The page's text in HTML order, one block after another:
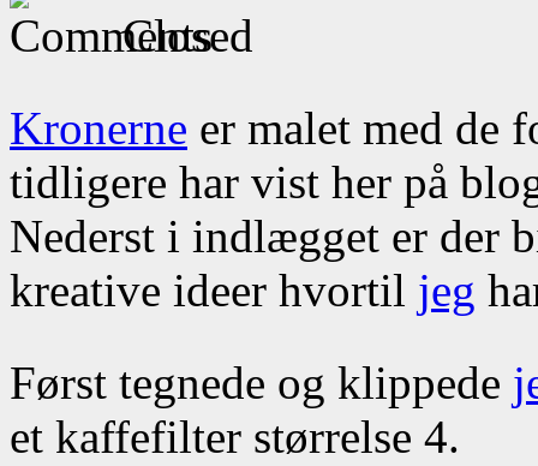
Closed
Kronerne er malet med de
tidligere har vist her på
Nederst i indlægget er der
kreative ideer hvortil jeg
Først tegnede og klippede
et kaffefilter størrelse 4.